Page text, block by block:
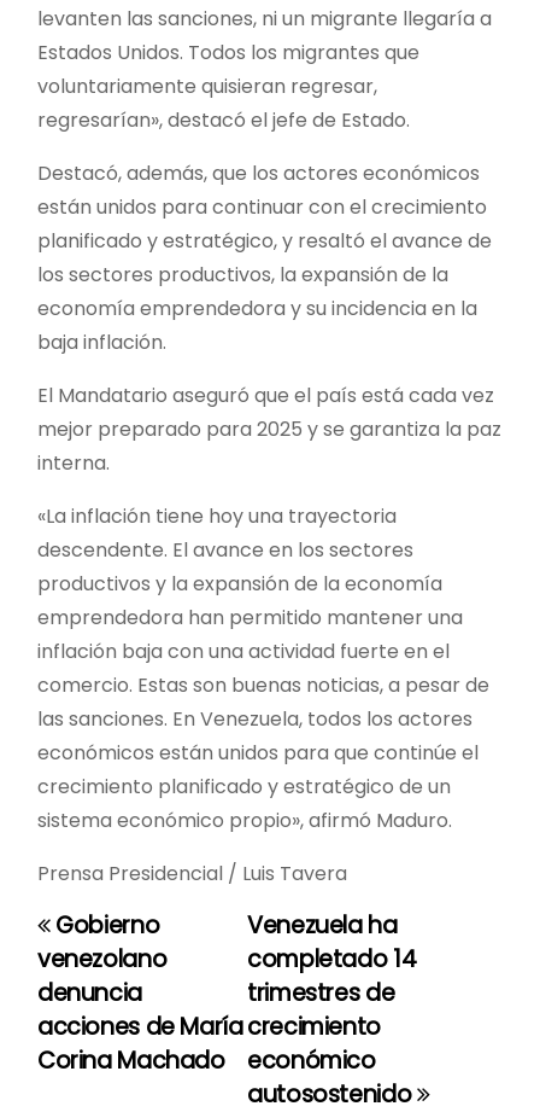
levanten las sanciones, ni un migrante llegaría a
Estados Unidos. Todos los migrantes que
voluntariamente quisieran regresar,
regresarían», destacó el jefe de Estado.
Destacó, además, que los actores económicos
están unidos para continuar con el crecimiento
planificado y estratégico, y resaltó el avance de
los sectores productivos, la expansión de la
economía emprendedora y su incidencia en la
baja inflación.
El Mandatario aseguró que el país está cada vez
mejor preparado para 2025 y se garantiza la paz
interna.
«La inflación tiene hoy una trayectoria
descendente. El avance en los sectores
productivos y la expansión de la economía
emprendedora han permitido mantener una
inflación baja con una actividad fuerte en el
comercio. Estas son buenas noticias, a pesar de
las sanciones. En Venezuela, todos los actores
económicos están unidos para que continúe el
crecimiento planificado y estratégico de un
sistema económico propio», afirmó Maduro.
Prensa Presidencial / Luis Tavera
N
a
v
Venezuela ha
completado 14
trimestres de
crecimiento
económico
autosostenido
Gobierno
venezolano
denuncia
acciones de María
Corina Machado